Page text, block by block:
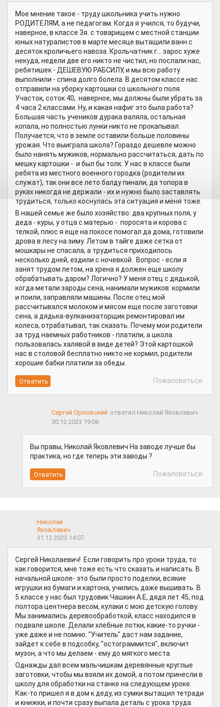
Мое мнение такое - труду школьника учить нужно
РОДИТЕЛЯМ, а не педагогам. Когда я учился, то будучи,
наверное, в классе 3я. с товарищем с местной станции
юных натуралистов в марте месяце вытащили ванн с
десяток кроличьего навоза. Крольчатник г... зарос хуже
некуда, недели две его никто не чистил, но послали нас,
ребятишек - ДЕШЕВУЮ РАБСИЛУ, и мы всю работу
выполнили - спина долго болела. В десятом классе нас
отправили на уборку картошки со школьного поля.
Участок, соток 40, наверное, мы должны были убрать за
4 часа 2 классами. Ну, и какая нафиг это была работа?
Большая часть учеников дурака валяла, остальная
копала, но полностью лунки никто не прокапывал.
Получается, что в земле оставили больше половины
урожая. Что выиграла школа? Гораздо дешевле можно
было нанять мужиков, нормально рассчитаться, дать по
мешку картошки - и был бы толк. У нас в классе были
ребята из местного военного городка (родители их
служат), так они все лето балду пинали, да топора в
руках никогда не держали - их и нужно было заставлять
трудиться, только коснулась эта ситуация и меня тоже.
В нашей семье же было хозяйство: два крупных поля, у
деда - куры, у отца с матерью - поросята и корова с
телкой, плюс я еще на покосе помогал да дома, готовили
дрова в лесу на зиму. Летом в тайге даже сетка от
мошкары не спасала, а трудиться приходилось
несколько дней, ездили с ночевкой. Вопрос - если я
занят трудом летом, на хрена я должен еще школу
обрабатывать даром? Логично? У меня отец с дядькой,
когда метали зароды сена, нанимали мужиков: кормили
и поили, заправляли машины. После отец мой
рассчитывался молоком и мясом еще после заготовки
сена, а дядька-вулканизаторщик ремонтировал им
колеса, отрабатывал, так сказать. Почему мои родители
за труд наемных работников - платили, а школа
пользовалась халявой в виде детей? Этой картошкой
нас в столовой бесплатно никто не кормил, родители
хорошие бабки платили за обеды.
Пожаловаться
Сергей Орловский ответил Николай Яковлевич
30.12.2023 19:06
Вы правы, Николай Яковлевич На заводе лучше бы
практика, но где теперь эти заводы ?
Пожаловаться
Николай
Яковлевич
31.12.2023 14:07
Сергей Николаевич! Если говорить про уроки труда, то
как говорится, мне тоже есть что сказать и написать. В
начальной школе- это были просто поделки, всякие
игрушки из бумаги и картона, учились даже вышивать. В
5 классе у нас был трудовик Чашкин А.Е, дядя лет 45, под
полтора центнера весом, кулаки с мою детскую голову.
Мы занимались деревообработкой, класс находился в
подвале школе. Делали хлебные лотки, какие-то ручки -
уже даже и не помню. "Учитель" даст нам задание,
зайдет к себе в подсобку, "остограммится", включит
музон, а что мы делаем - ему до мягкого места.
Однажды дал всем мальчишкам деревянные круглые
заготовки, чтобы мы взяли их домой, а потом принесли в
школу для обработки на станке на следующем уроке.
Как-то пришел я в дом к деду, из сумки вытащил тетради
и книжки, и почти сразу выпала деталь с урока труда.